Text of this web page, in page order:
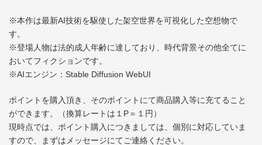
※本作は最新AI技術を駆使した架空世界を可視化した空想物で
す。
※登場人物は法的成人年齢に達しており、時代背景その他全てに
おいてフィクションです。
※AIエンジン：Stable Diffusion WebUI
ポイントを購入頂き、そのポイントにて商品購入等に充てること
ができます。（換算レートは１P＝１円）
現時点では、ポイント購入につきましては、個別に対応していま
すので、まずはメッセージにてご連絡ください。